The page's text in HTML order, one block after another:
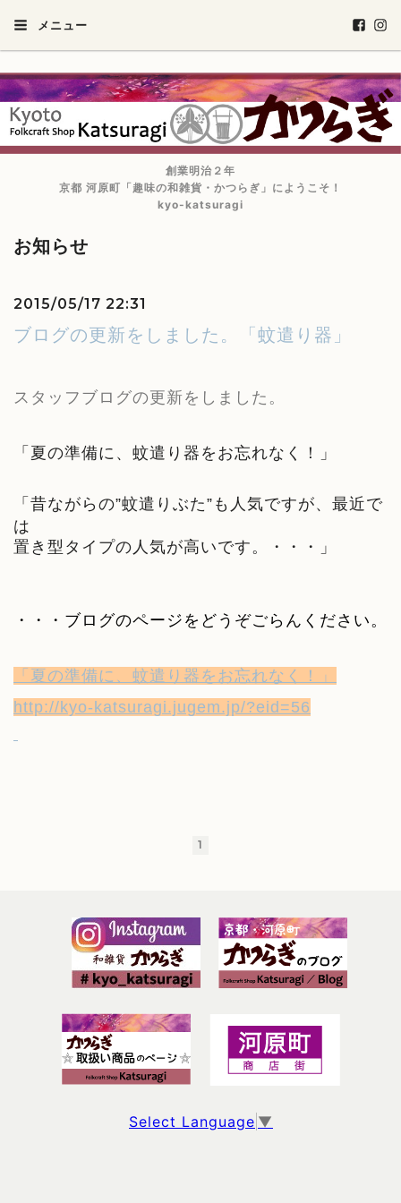
メニュー
創業明治２年
京都 河原町「趣味の和雑貨・かつらぎ」にようこそ！
kyo-katsuragi
お知らせ
2015/05/17 22:31
ブログの更新をしました。「蚊遣り器」
スタッフブログの更新をしました。
「夏の準備に、蚊遣り器をお忘れなく！」
「 昔ながらの”蚊遣りぶた”も人気ですが、最近で
は
置き型タイプの人気が高いです。
・・・」
・・・ブログのページをどうぞごらんください。
「夏の準備に、蚊遣り器をお忘れなく！」
http://kyo-katsuragi.jugem.jp/?eid=56
1
Select Language ▼